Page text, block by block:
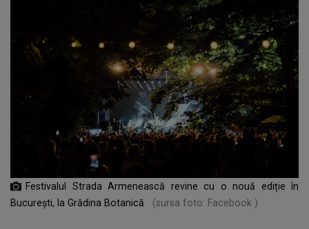
Festivalul Strada Armenească revine cu o nouă ediție în
București, la Grădina Botanică
(sursa foto: Facebook )